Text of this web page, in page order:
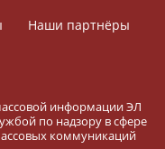
Наши партнёры
информации ЭЛ
по надзору в сфере
коммуникаций